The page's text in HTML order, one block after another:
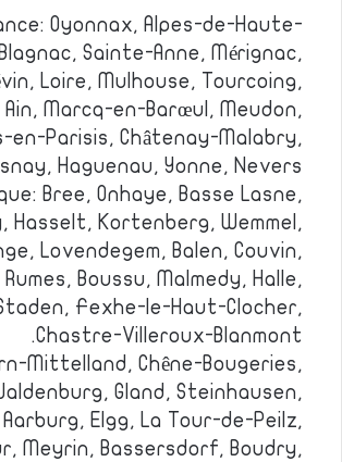
Oyonnax, Alpes-de-Haute-
Sainte-Anne, Mérignac,
Loire, Mulhouse, Tourcoing,
Ain, Marcq-en-Barœul, Meudon,
en-Parisis, Châtenay-Malabry,
Haguenau, Yonne, Nevers.
Bree, Onhaye, Basse Lasne,
Hasselt, Kortenberg, Wemmel,
Lovendegem, Balen, Couvin,
Boussu, Malmedy, Halle,
Fexhe-le-Haut-Clocher,
Chastre-Villeroux-Blanmont.
Mittelland, Chêne-Bougeries,
Gland, Steinhausen,
Elgg, La Tour-de-Peilz,
Meyrin, Bassersdorf, Boudry,